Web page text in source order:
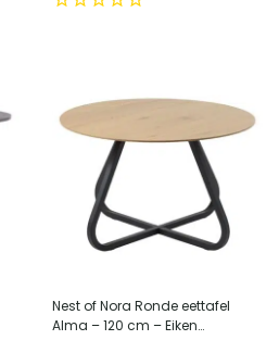
Nest of Nora Ronde eettafel
Alma – 120 cm – Eiken